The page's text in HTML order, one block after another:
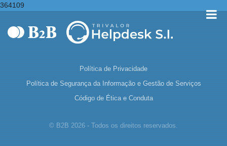
364109
Política de Privacidade
Política de Segurança da Informação e Gestão de Serviços
Código de Ética e Conduta
© B2B 2026 - Todos os direitos reservados.